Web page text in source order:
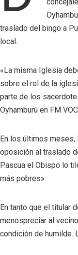
traslado del bingo a
local.
«La misma Iglesia
sobre el rol de la
parte de los
Oyhamburú en FM
En los últimos meses,
oposición al traslado
Pascua el Obispo lo
más pobres».
En tanto que el titular
menospreciar al
condición de humilde.